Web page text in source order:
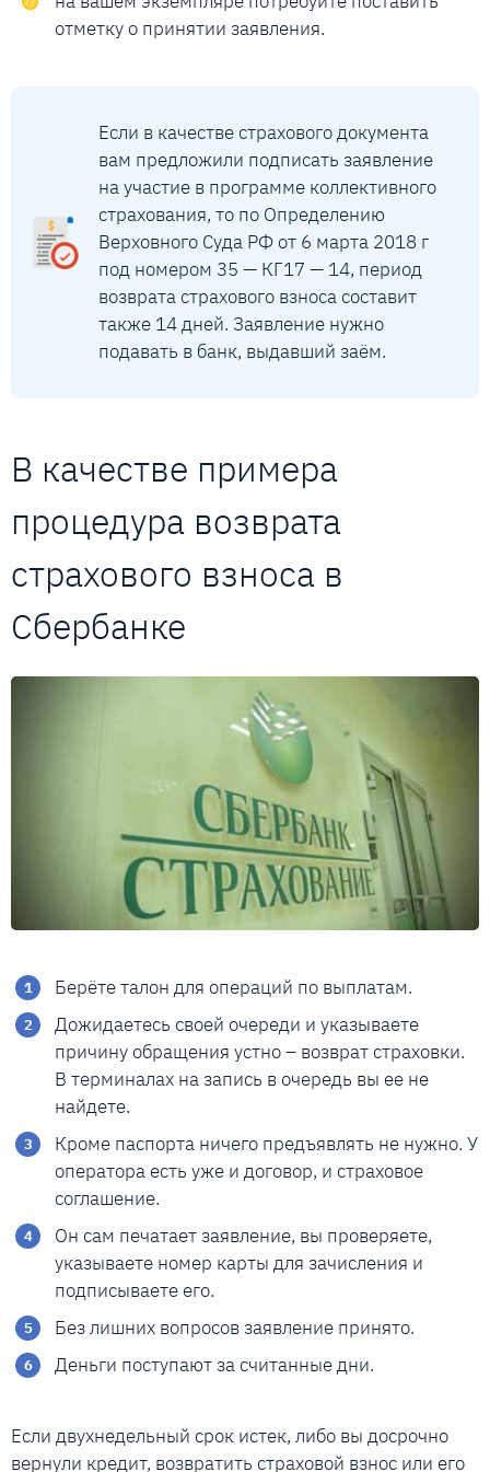
отметку о принятии заявления.
Если в качестве страхового документа
вам предложили подписать заявление
на участие в программе коллективного
страхования, то по Определению
Верховного Суда РФ от 6 марта 2018 г
под номером 35 — КГ17 — 14, период
возврата страхового взноса составит
также 14 дней. Заявление нужно
подавать в банк, выдавший заём.
В качестве примера
процедура возврата
страхового взноса в
Сбербанке
Берёте талон для операций по выплатам.
Дожидаетесь своей очереди и указываете
причину обращения устно – возврат страховки.
В терминалах на запись в очередь вы ее не
найдете.
Кроме паспорта ничего предъявлять не нужно. У
оператора есть уже и договор, и страховое
соглашение.
Он сам печатает заявление, вы проверяете,
указываете номер карты для зачисления и
подписываете его.
Без лишних вопросов заявление принято.
Деньги поступают за считанные дни.
Если двухнедельный срок истек, либо вы досрочно
вернули кредит, возвратить страховой взнос или его